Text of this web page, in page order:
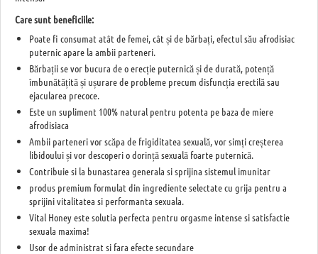
Care sunt beneficiile:
Poate fi consumat atât de femei, cât și de bărbați, efectul său afrodisiac
puternic apare la ambii parteneri.
Bărbații se vor bucura de o erecție puternică și de durată, potență
îmbunătățită și ușurare de probleme precum disfuncția erectilă sau
ejacularea precoce.
Este un supliment 100% natural pentru potenta pe baza de miere
afrodisiaca
Ambii parteneri vor scăpa de frigiditatea sexuală, vor simți creșterea
libidoului și vor descoperi o dorință sexuală foarte puternică.
Contribuie si la bunastarea generala si sprijina sistemul imunitar
produs premium formulat din ingrediente selectate cu grija pentru a
sprijini vitalitatea si performanta sexuala.
Vital Honey este solutia perfecta pentru orgasme intense si satisfactie
sexuala maxima!
Usor de administrat si fara efecte secundare